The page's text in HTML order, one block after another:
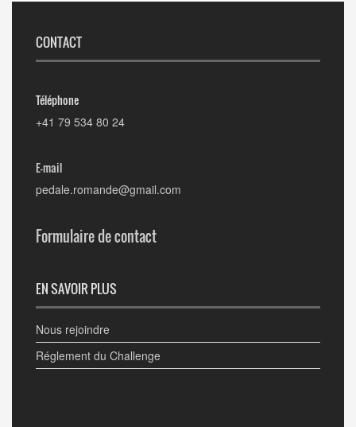
CONTACT
Téléphone
+41 79 534 80 24
E-mail
pedale.romande@gmail.com
Formulaire de contact
EN SAVOIR PLUS
Nous rejoindre
Réglement du Challenge